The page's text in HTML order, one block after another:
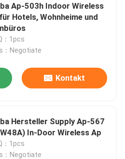
Ap-503h Indoor Wireless
Hotels, Wohnheime und
：1pcs
：Negotiate
Kontakt
Hersteller Supply Ap-567
In-Door Wireless Ap
：1pcs
：Negotiate